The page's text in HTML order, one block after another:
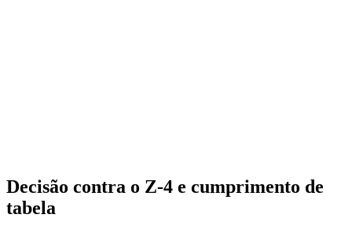
Decisão contra o Z-4 e cumprimento de
tabela